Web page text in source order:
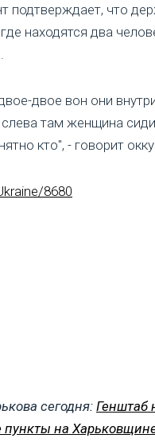
подтверждает, что
находятся два
двое вон они
там женщина
кто", - говорит
8680
сегодня: Генштаб
на